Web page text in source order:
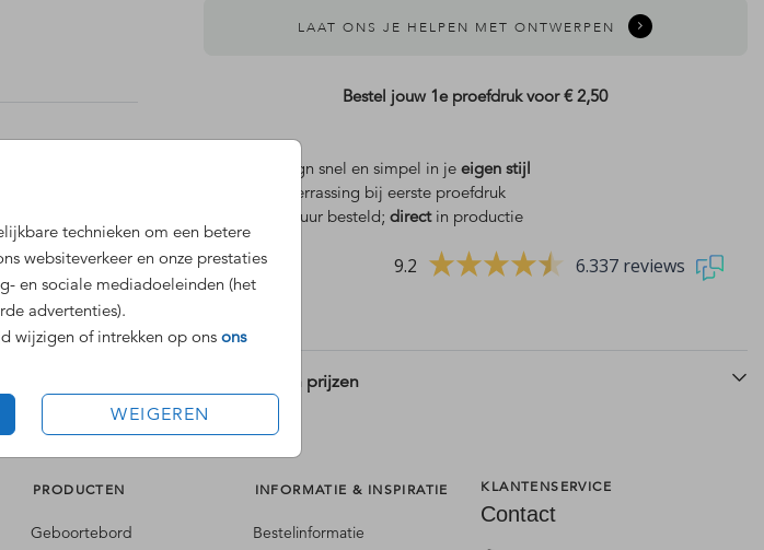
technieken om een betere
websiteverkeer en onze prestaties
en sociale mediadoeleinden (het
advertenties).
wijzigen of intrekken op ons ons
WEIGEREN
LAAT ONS JE HELPEN MET ONTWERPEN
Bestel jouw 1e proefdruk voor€ 2,50
Dit design snel en simpel in je eigen stijl
verrassing bij eerste proefdruk
Voor 18 uur besteld; directin productie
9.2 6.337 reviews
Formaten en prijzen
PRODUCTEN
Geboortebord
INFORMATIE & INSPIRATIE
Bestelinformatie
KLANTENSERVICE
Contact